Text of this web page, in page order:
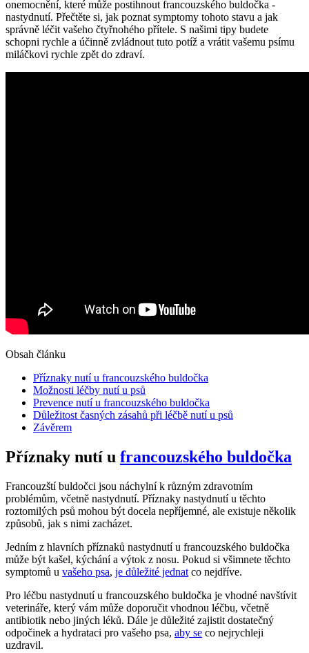
onemocnění, které může postihnout francouzského⁣ buldočka ⁢-‌
nastydnutí.⁣ Přečtěte si, jak ​poznat symptomy tohoto ​stavu a jak
⁢správně léčit vašeho čtyřnohého přítele.‍ S našimi tipy ​budete
schopni rychle a účinně​ zvládnout tuto​ potíž a vrátit vašemu ‌psímu ​
miláčkovi ⁤rychle zpět do zdraví.
Obsah článku
Příznaky nutí u ​francouzského buldočka
Možnosti léčby nutí ⁢u psů
Prevence​ nutí u francouzského ‍buldočka
Důležitost časných zásahů při léčbě nutí ‍u psů
Závěrem
Příznaky nutí u ​ francouzského buldočka
Francouzští buldočci jsou náchylní ⁤k různým ⁢zdravotním
⁢problémům, včetně nastydnutí. Příznaky nastydnutí u těchto
roztomilých psů mohou být docela nepříjemné,⁢ ale⁤ existuje⁣ několik
způsobů, jak s nimi⁢ zacházet.
Jedním z ​hlavních ​příznaků nastydnutí u francouzského​ buldočka
může být kašel, kýchání⁢ a výtok z nosu. Pokud si všimnete⁤ těchto
symptomů u⁣ vašeho psa, je důležité jednat ⁢co nejdříve.
Pro léčbu nastydnutí u francouzského buldočka je vhodné⁢ navštívit​
veterináře, který vám ⁢může⁣ doporučit ⁤vhodnou léčbu, včetně
antibiotik nebo jiných léků. Dále je důležité‍ zajistit dostatečný
odpočinek a​ hydrataci pro vašeho psa, aby​ se ⁣ co nejrychleji
uzdravil.